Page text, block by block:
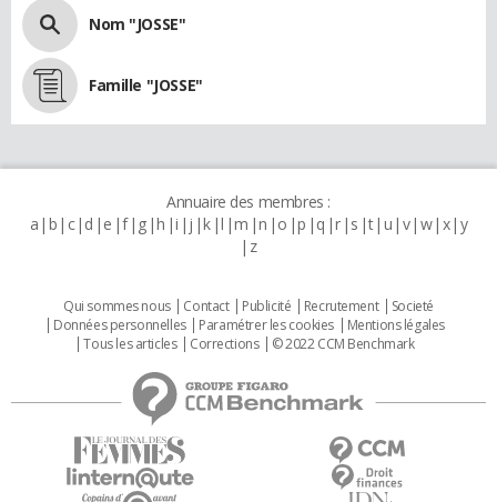
Nom "JOSSE"
Famille "JOSSE"
Annuaire des membres :
a b c d e f g h i j k l m n o p q r s t u v w x y
z
Qui sommes nous Contact Publicité Recrutement
Societé
Données personnelles
Paramétrer les cookies
Mentions légales
Tous les articles
Corrections © 2022 CCM Benchmark